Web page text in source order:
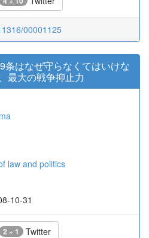
00001125
条はなぜ守らなくてはいけな
最大の戦争抑止力
law and politics
10-31
2 + 1 Twitter